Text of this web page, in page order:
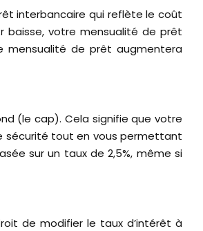
interbancaire qui reflète le coût
baisse, votre mensualité de prêt
mensualité de prêt augmentera
(le cap). Cela signifie que votre
sécurité tout en vous permettant
sur un taux de 2,5%, même si
de modifier le taux d’intérêt à